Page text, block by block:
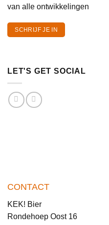
van alle ontwikkelingen
SCHRIJF JE IN
LET'S GET SOCIAL
CONTACT
KEK! Bier
Rondehoep Oost 16